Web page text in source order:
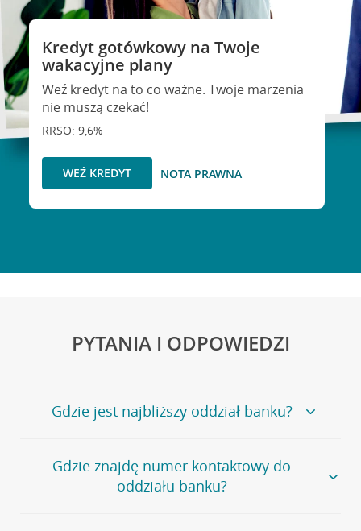
Kredyt gotówkowy na Twoje
wakacyjne plany
Weź kredyt na to co ważne. Twoje marzenia
nie muszą czekać!
RRSO: 9,6%
WEŹ KREDYT NOTA PRAWNA
PYTANIA I ODPOWIEDZI
Gdzie jest najbliższy oddział banku?
Jeśli szukasz oddziału naszego banku, zapraszamy na
stronęPlacówki i bankomaty, na której znajduje się
wygodna wyszukiwarka.
Gdzie znajdę numer kontaktowy do
oddziału banku?